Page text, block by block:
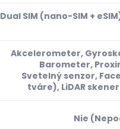
Dual SIM (nano-SIM +
Akcelerometer,
Barometer,
Svetelný senzor,
tváre), LiDAR
Nie